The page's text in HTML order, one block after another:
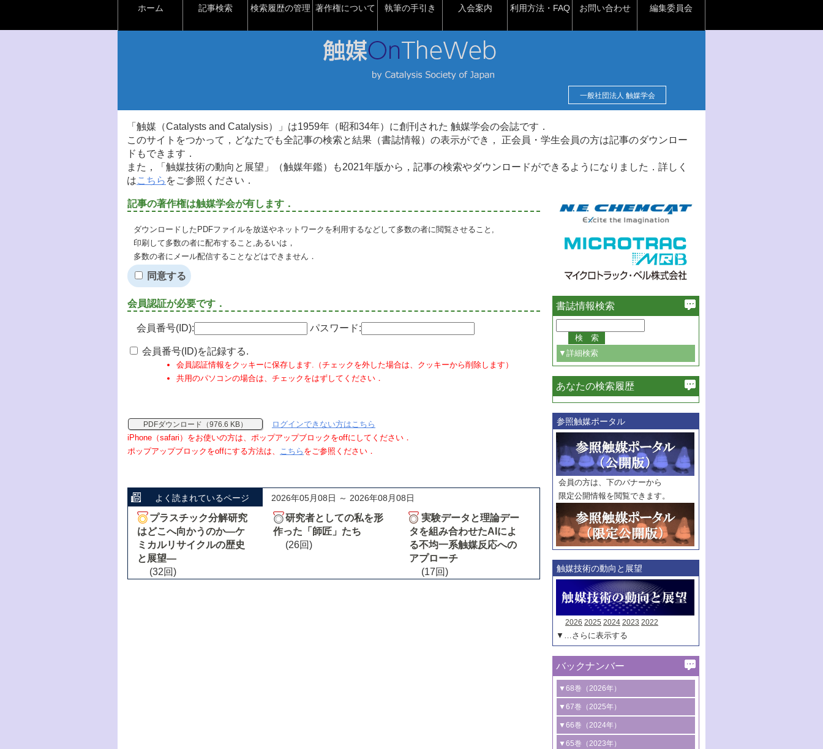
ホーム 記事検索 検索履歴の管理 著作権について 執筆の手引き 入会案内 利用方法・FAQ お問い合わせ 編集委員会
一般社団法人 触媒学会
「触媒（Catalysts and Catalysis）」は1959年（昭和34年）に創刊された 触媒学会の会誌です．
このサイトをつかって，どなたでも全記事の検索と結果（書誌情報）の表示ができ， 正会員・学生会員の方は記事のダウンロー
ドもできます．
また，「触媒技術の動向と展望」（触媒年鑑）も2021年版から，記事の検索やダウンロードができるようになりました．詳しく
はこちら をご参照ください．
記事の著作権は触媒学会が有します．
ダウンロードしたPDFファイルを放送やネットワークを利用するなどして多数の者に閲覧させること,
印刷して多数の者に配布すること,あるいは，
多数の者にメール配信することなどはできません．
同意する
会員認証が必要です．
会員番号(ID): パスワード:
会員番号(ID)を記録する.
会員認証情報をクッキーに保存します.（チェックを外した場合は、クッキーから削除します）
共用のパソコンの場合は、チェックをはずしてください．
PDFダウンロード（976.6 KB）
ログインできない方はこちら
iPhone（safari）をお使いの方は、ポップアップブロックをoffにしてください．
ポップアップブロックをoffにする方法は、 こちら をご参照ください．
よく読まれているページ 2026年05月08日 ～ 2026年08月08日
プラスチック分解研究
はどこへ向かうのか―ケ
ミカルリサイクルの歴史
と展望―
(32回)
研究者としての私を形
作った「師匠」たち
(26回)
実験データと理論デー
タを組み合わせたAIによ
る不均一系触媒反応への
アプローチ
(17回)
書誌情報検索
▼詳細検索
必ず含む
巻・号指定
巻
号
範囲指定
巻
号～
巻
号
触媒年鑑
年度
記事種別
マーク：
マークあり
あなたの検索履歴
参照触媒ポータル
会員の方は、下のバナーから
限定公開情報を閲覧できます。
触媒技術の動向と展望
2026 2025 2024 2023 2022
▼…さらに表示する
バックナンバー
▼68巻（2026年）
1号 過酸化水素合成に関する研究動向
2号 コンピューター技術により加速する
触媒開発
▼67巻（2025年）
1号 CO
水素化によるグリーン燃料/グリ
ーンケミカル製造
▼66巻（2024年）
1号 低次元ナノ構造を有する触媒材料
▼65巻（2023年）